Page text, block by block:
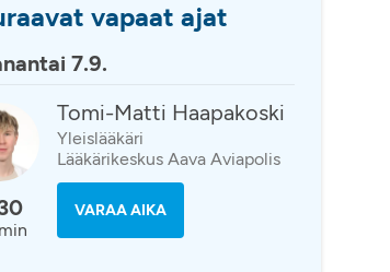
vapaat ajat
7.9.
Tomi-Matti Haapakoski
Yleislääkäri
Lääkärikeskus Aava Aviapolis
VARAA AIKA